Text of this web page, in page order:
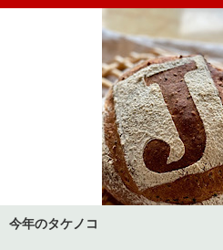
今年のタケノコ